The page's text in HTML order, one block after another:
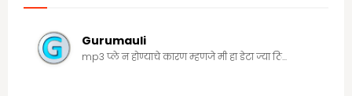
Gurumauli
mp3 प्ले न होण्याचे कारण म्हणजे मी हा डेटा ज्या ठि...